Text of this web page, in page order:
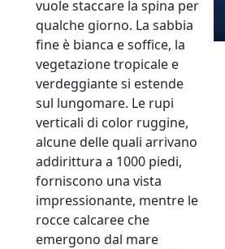
vuole staccare la spina per
qualche giorno. La sabbia
fine è bianca e soffice, la
vegetazione tropicale e
verdeggiante si estende
sul lungomare. Le rupi
verticali di color ruggine,
alcune delle quali arrivano
addirittura a 1000 piedi,
forniscono una vista
impressionante, mentre le
rocce calcaree che
emergono dal mare